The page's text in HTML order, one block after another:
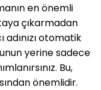
en önemli
çıkarmadan
otomatik
yerine sadece
Bu,
önemlidir.